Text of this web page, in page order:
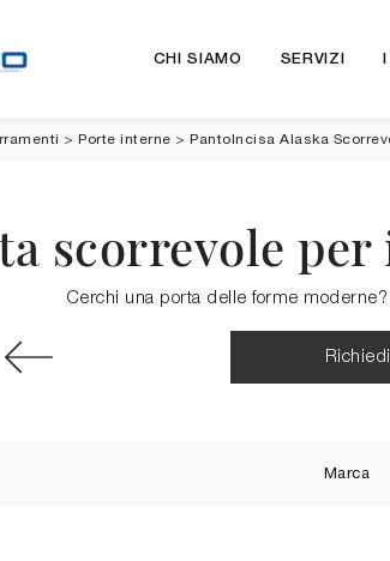
CHI SIAMO SERVIZI
> Porte interne > PantoIncisa Alaska
scorrevole
Cerchi una porta delle forme
Marca